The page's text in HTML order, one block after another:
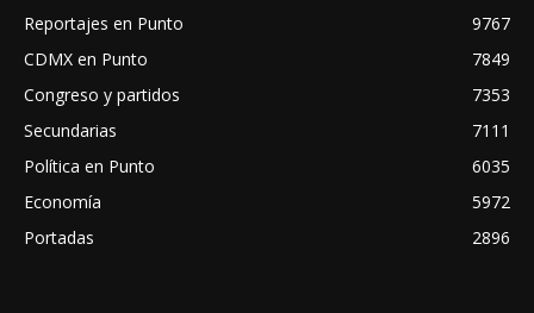
Reportajes en Punto
9767
CDMX en Punto
7849
Congreso y partidos
7353
Secundarias
7111
Política en Punto
6035
Economía
5972
Portadas
2896